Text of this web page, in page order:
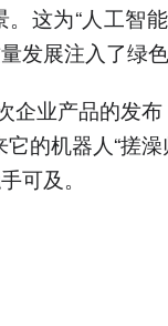
这为“人工智
发展注入了绿色
企业产品的发布
的机器人“搓澡
可及。